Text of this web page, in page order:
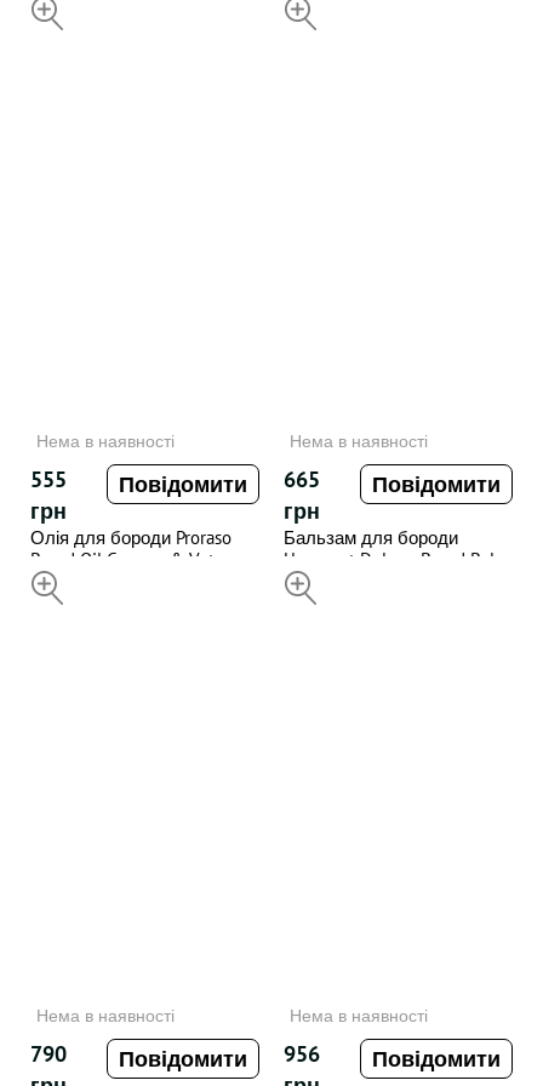
60 г
Нема в наявності
555
грн
Повідомити
Олія для бороди Proraso
Beard Oil Cypress & Vetyver
30ML
Нема в наявності
665
грн
Повідомити
Бальзам для бороди
Uppercut Deluxe Beard Balm
100 мл
Нема в наявності
790
Повідомити
Нема в наявності
956
Повідомити